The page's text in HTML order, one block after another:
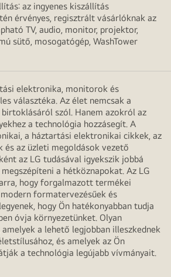
az ingyenes kiszállítás
érvényes, regisztrált vásárlóknak az
TV, audio, monitor, projektor,
sütő, mosogatógép, WashTower
elektronika, monitorok és
választéka. Az élet nemcsak a
szól. Hanem azokról az
a technológia hozzásegít. A
a háztartási elektronikai cikkek, az
és az üzleti megoldások vezető
az LG tudásával igyekszik jobbá
a hétköznapokat. Az LG
hogy forgalmazott termékei
formatervezésűek és
hogy Ön hatékonyabban tudja
óvja környezetünket. Olyan
a lehető legjobban illeszkednek
és amelyek az Ön
a technológia legújabb vívmányait.